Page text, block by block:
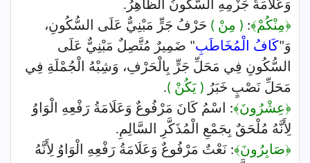
وَعَلَامَةُ جَزْمِهِ السُّكُونُ الظَّاهِرُ.
﴿مِنْكُمْ﴾: ( مِنْ ) حَرْفُ جَرٍّ مَبْنِيٌّ عَلَى السُّكُونِ،
وَ"كَافُ الْمُخَاطَبِ" ضَمِيرٌ مُتَّصِلٌ مَبْنِيٌّ عَلَى
السُّكُونِ فِي مَحَلِّ جَرٍّ بِالْحَرْفِ، وَشِبْهُ الْجُمْلَةِ فِي
مَحَلِّ نَصْبٍ خَبَرُ ( يَكُنْ ).
﴿عِشْرُونَ﴾: اسْمُ كَانَ مَرْفُوعٌ وَعَلَامَةُ رَفْعِهِ الْوَاوُ
لِأَنَّهُ مُلْحَقٌ بِجَمْعِ الْمُذَكَّرِ السَّالِمِ.
﴿صَابِرُونَ﴾: نَعْتٌ مَرْفُوعٌ وَعَلَامَةُ رَفْعِهِ الْوَاوُ لِأَنَّهُ